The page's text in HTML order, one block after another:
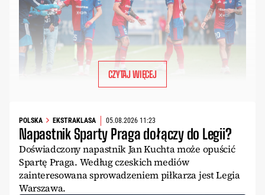
CZYTAJ WIĘCEJ
POLSKA EKSTRAKLASA 05.08.2026 11:23
Napastnik Sparty Praga dołączy do Legii?
Doświadczony napastnik Jan Kuchta może opuścić
Spartę Praga. Według czeskich mediów
zainteresowana sprowadzeniem piłkarza jest Legia
Warszawa.